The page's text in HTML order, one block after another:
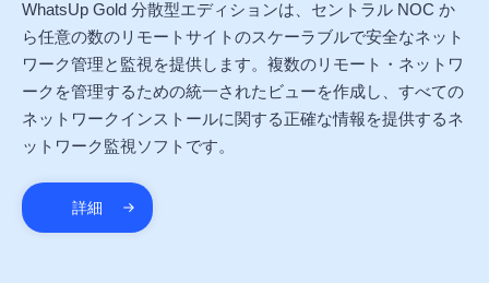
WhatsUp Gold 分散型エディションは、セントラル NOC か
ら任意の数のリモートサイトのスケーラブルで安全なネット
ワーク管理と監視を提供します。複数のリモート・ネットワ
ークを管理するための統一されたビューを作成し、すべての
ネットワークインストールに関する正確な情報を提供するネ
ットワーク監視ソフトです。
詳細